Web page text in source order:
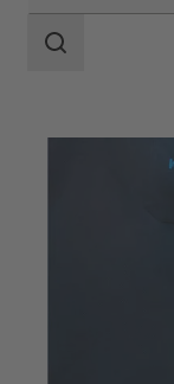
Domeniu